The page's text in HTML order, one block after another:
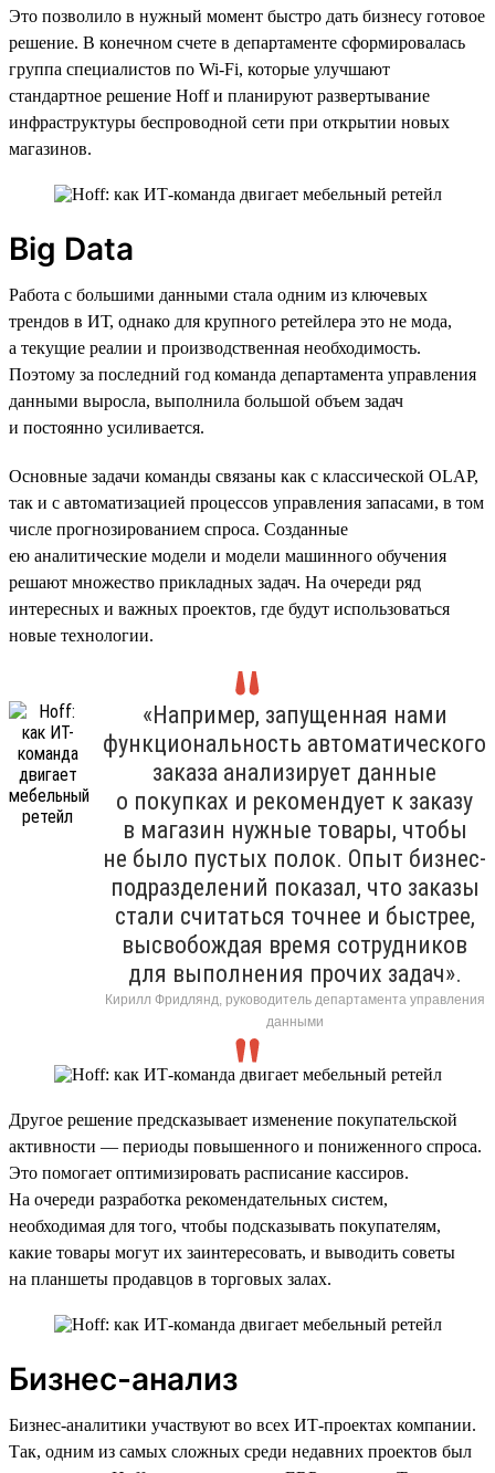
Это позволило в нужный момент быстро дать бизнесу готовое
решение. В конечном счете в департаменте сформировалась
группа специалистов по Wi-Fi, которые улучшают
стандартное решение Hoff и планируют развертывание
инфраструктуры беспроводной сети при открытии новых
магазинов.
Big Data
Работа с большими данными стала одним из ключевых
трендов в ИТ, однако для крупного ретейлера это не мода,
а текущие реалии и производственная необходимость.
Поэтому за последний год команда департамента управления
данными выросла, выполнила большой объем задач
и постоянно усиливается.
Основные задачи команды связаны как с классической OLAP,
так и с автоматизацией процессов управления запасами, в том
числе прогнозированием спроса. Созданные
ею аналитические модели и модели машинного обучения
решают множество прикладных задач. На очереди ряд
интересных и важных проектов, где будут использоваться
новые технологии.
«Например, запущенная нами
функциональность автоматического
заказа анализирует данные
о покупках и рекомендует к заказу
в магазин нужные товары, чтобы
не было пустых полок. Опыт бизнес-
подразделений показал, что заказы
стали считаться точнее и быстрее,
высвобождая время сотрудников
для выполнения прочих задач».
Кирилл Фридлянд, руководитель департамента управления
данными
Другое решение предсказывает изменение покупательской
активности — периоды повышенного и пониженного спроса.
Это помогает оптимизировать расписание кассиров.
На очереди разработка рекомендательных систем,
необходимая для того, чтобы подсказывать покупателям,
какие товары могут их заинтересовать, и выводить советы
на планшеты продавцов в торговых залах.
Бизнес-анализ
Бизнес-аналитики участвуют во всех ИТ-проектах компании.
Так, одним из самых сложных среди недавних проектов был